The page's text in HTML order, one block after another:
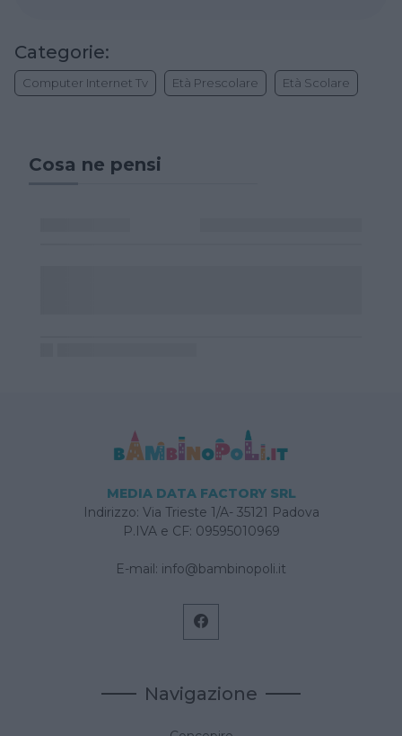
Categorie:
Computer Internet Tv Età Prescolare Età Scolare
Cosa ne pensi
MEDIA DATA FACTORY SRL
Indirizzo: Via Trieste 1/A- 35121 Padova
P.IVA e CF: 09595010969
E-mail: info@bambinopoli.it
Navigazione